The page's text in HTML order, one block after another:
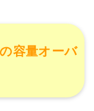
容量オーバ